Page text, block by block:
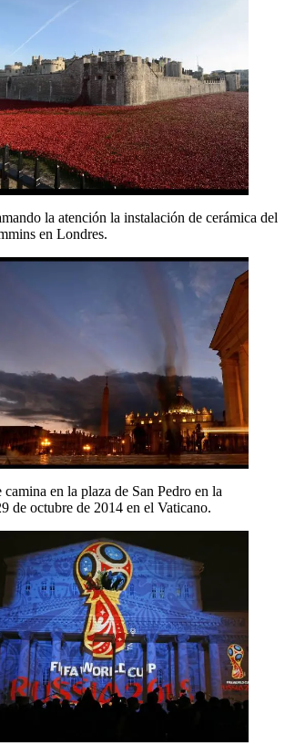
la atención la instalación de cerámica del
en Londres.
en la plaza de San Pedro en la
de octubre de 2014 en el Vaticano.